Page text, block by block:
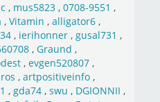
, mus5823, 0708-9551 ,
, Vitamin , alligator6,
, ierihonner, gusal731 ,
, Graund ,
, evgen520807,
, artpositiveinfo,
, gda74, swu , DGIONNII ,